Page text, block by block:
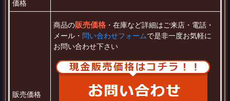
価格
販売価格
商品の販売価格 ・在庫など詳細はご来店・電話・
メール・ 問い合わせフォームで是非一度お気軽に
お問い合わせ下さい